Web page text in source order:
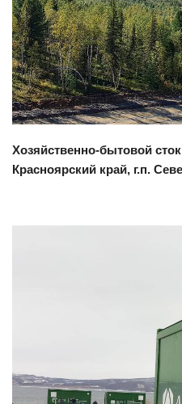
Хозяйственно-бытовой
Красноярский край, г.п.
Смотреть